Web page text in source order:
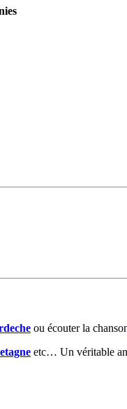
ou écouter la
etc… Un véritable